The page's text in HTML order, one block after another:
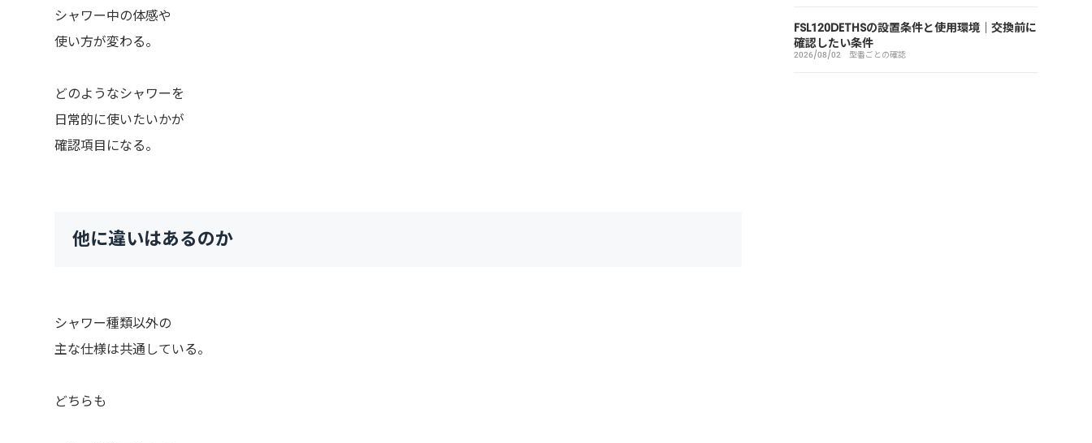
シャワー中の体感や
使い方が変わる。
どのようなシャワーを
日常的に使いたいかが
確認項目になる。
他に違いはあるのか
シャワー種類以外の
主な仕様は共通している。
どちらも
FSL120DETHSの設置条件と使用環境｜交換前に
確認したい条件
2026/08/02 型番ごとの確認